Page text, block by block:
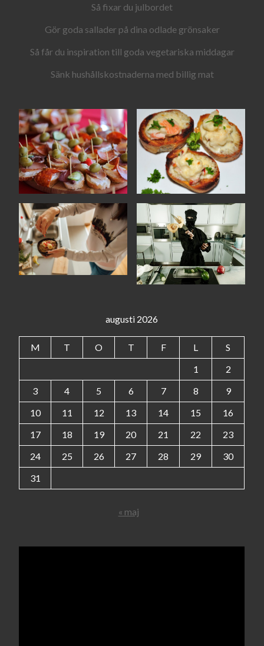
Så fixar du julbordet
Gör goda sallader på dina odlade grönsaker
Så får du inspiration till goda vegetariska middagar
Sänk hushållskostnaderna med billig mat
augusti 2026
M T O T F L
S
1
2
3
4 5 6 7 8
9
10
11 12 13 14 15
16
17
18 19 20 21 22
23
24
25 26 27 28 29
30
31
« maj